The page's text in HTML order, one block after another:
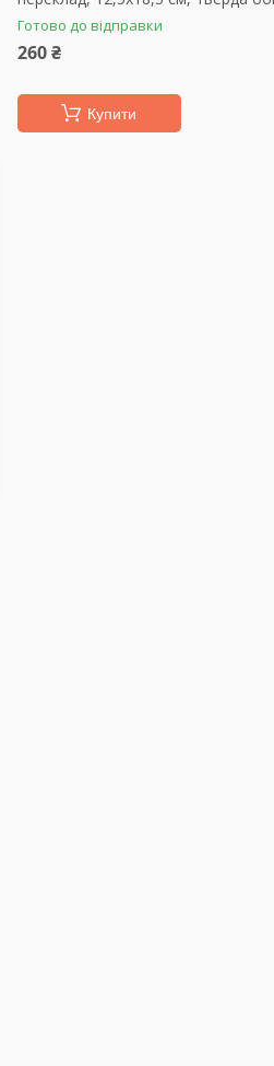
Готово до відправки
260 ₴
Купити